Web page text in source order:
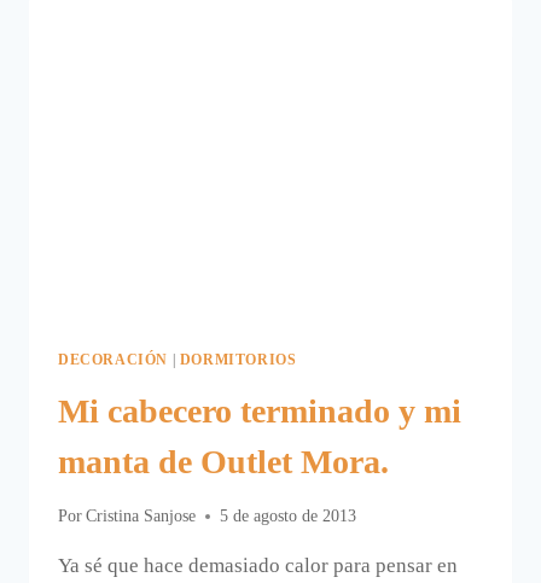
DECORACIÓN | DORMITORIOS
Mi cabecero terminado y mi
manta de Outlet Mora.
Por Cristina Sanjose 5 de agosto de 2013
Ya sé que hace demasiado calor para pensar en